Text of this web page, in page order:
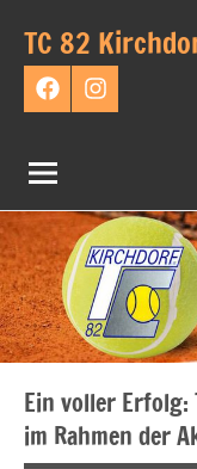
Inhalt
springen
TC 82
Tennis
Verein
Kirchdorf
Wald
FacebookInstagram
Ein voller Erfolg:
im Rahmen der